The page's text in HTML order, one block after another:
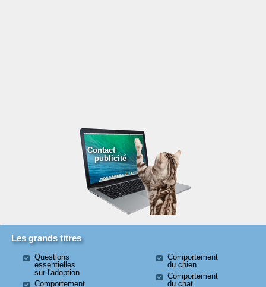
Contact
publicité
Les grands titres
Questions
essentielles
sur l'adoption
Comportement
Comportement
du chien
Comportement
du chat